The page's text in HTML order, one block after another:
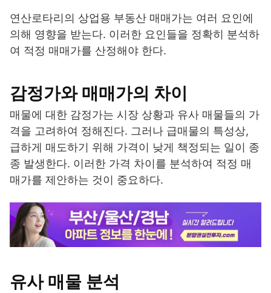
연산로타리의 상업용 부동산 매매가는 여러 요인에
의해 영향을 받는다. 이러한 요인들을 정확히 분석하
여 적정 매매가를 산정해야 한다.
감정가와 매매가의 차이
매물에 대한 감정가는 시장 상황과 유사 매물들의 가
격을 고려하여 정해진다. 그러나 급매물의 특성상,
급하게 매도하기 위해 가격이 낮게 책정되는 일이 종
종 발생한다. 이러한 가격 차이를 분석하여 적정 매
매가를 제안하는 것이 중요하다.
유사 매물 분석